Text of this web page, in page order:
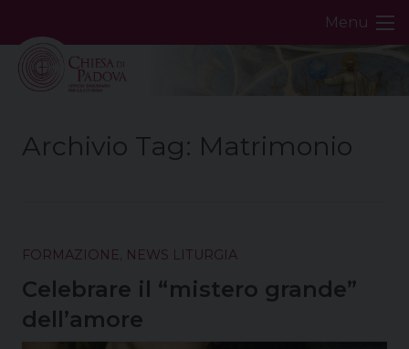
content
Menu
Archivio Tag: Matrimonio
FORMAZIONE NEWS LITURGIA
Celebrare il “mistero grande”
dell’amore